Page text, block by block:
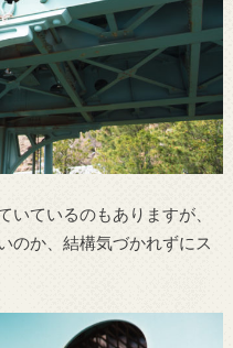
ているのもありますが、
のか、結構気づかれずにス